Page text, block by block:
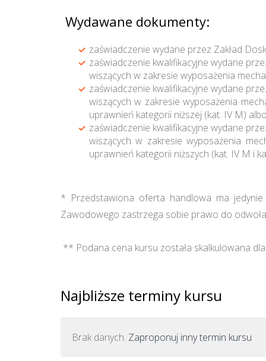
Wydawane dokumenty:
zaświadczenie wydane przez Zakład
zaświadczenie kwalifikacyjne wydane
wiszących w zakresie wyposażenia
zaświadczenie kwalifikacyjne wydane
wiszących w zakresie wyposażenia
uprawnień kategorii niższej (kat. IV M)
zaświadczenie kwalifikacyjne wydane
wiszących w zakresie wyposażenia
uprawnień kategorii niższych (kat. IV M i
* Przedstawiona oferta handlowa ma
Zawodowego zastrzega sobie prawo do
** Podana cena kursu została skalkulowana
Najbliższe terminy kursu
Brak danych. Zaproponuj inny termin kursu